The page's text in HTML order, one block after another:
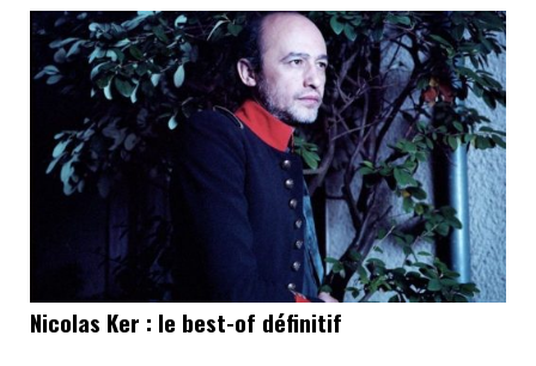
Nicolas Ker : le best-of définitif